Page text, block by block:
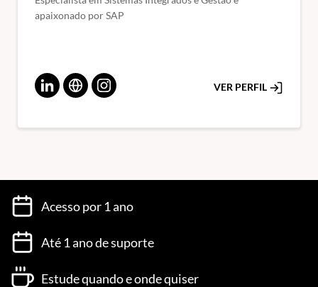
apaixonado por SAP
VER PERFIL
Acesso por 1 ano
Até 1 ano de suporte
Estude quando e onde quiser